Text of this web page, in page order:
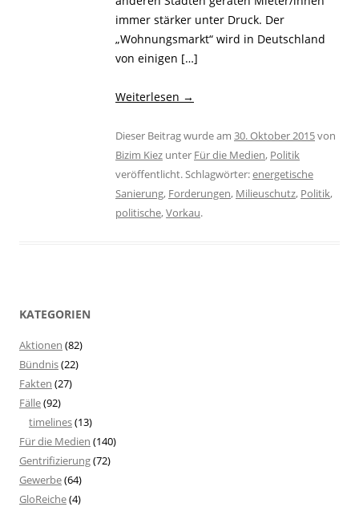
immer stärker unter Druck. Der
„Wohnungsmarkt“ wird in Deutschland
von einigen […]
Weiterlesen →
Dieser Beitrag wurde am 30. Oktober 2015von
Bizim Kiez unter Für die Medien, Politik
veröffentlicht. Schlagwörter:energetische
Sanierung, Forderungen, Milieuschutz, Politik,
politische,Vorkau.
KATEGORIEN
Aktionen (82)
Bündnis(22)
Fakten (27)
Fälle(92)
timelines(13)
Für die Medien (140)
Gentrifizierung(72)
Gewerbe(64)
GloReiche(4)